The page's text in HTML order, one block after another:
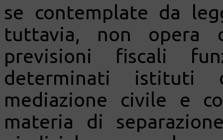
se contemplate da
tuttavia, non opera
previsioni fiscali
determinati istituti
mediazione civile e
materia di